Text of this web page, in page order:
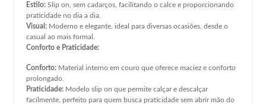
Estilo: Slip on, sem cadarços, facilitando o calce e proporcionando
praticidade no dia a dia.
Visual: Moderno e elegante, ideal para diversas ocasiões, desde o
casual ao mais formal.
Conforto e Praticidade:
Conforto: Material interno em couro que oferece maciez e conforto
prolongado.
Praticidade: Modelo slip on que permite calçar e descalçar
facilmente, perfeito para quem busca praticidade sem abrir mão do